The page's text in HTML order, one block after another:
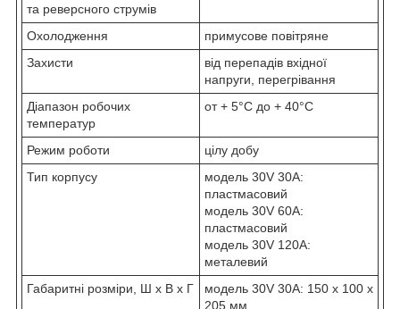
та реверсного струмів
Охолодження
примусове повітряне
Захисти
від перепадів вхідної
напруги, перегрівання
Діапазон робочих
температур
от + 5°C до + 40°C
Режим роботи
цілу добу
Тип корпусу
модель 30V 30A:
пластмасовий
модель 30V 60A:
пластмасовий
модель 30V 120A:
металевий
Габаритні розміри, Ш х В х Г
модель 30V 30A: 150 х 100 х
205 мм